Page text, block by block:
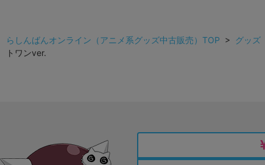
らしんばんオンライン（アニメ系グッズ中古販売）TOP > グッズ
トワンver.